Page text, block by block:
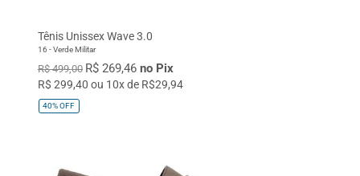
Tênis Unissex Wave 3.0
16 - Verde Militar
R$ 499,00 R$ 269,46 no Pix
R$ 299,40 ou 10x de R$29,94
40%OFF